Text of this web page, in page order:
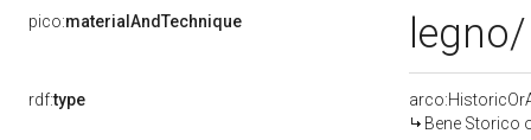
pico:materialAndTechnique
rdf:type
Bene Storico